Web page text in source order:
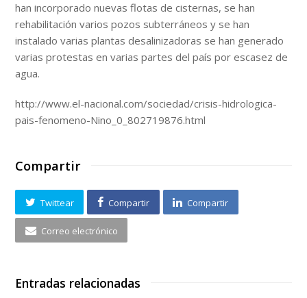
han incorporado nuevas flotas de cisternas, se han
rehabilitación varios pozos subterráneos y se han
instalado varias plantas desalinizadoras se han generado
varias protestas en varias partes del país por escasez de
agua.
http://www.el-nacional.com/sociedad/crisis-hidrologica-
pais-fenomeno-Nino_0_802719876.html
Compartir
Twittear Compartir Compartir
Correo electrónico
Entradas relacionadas